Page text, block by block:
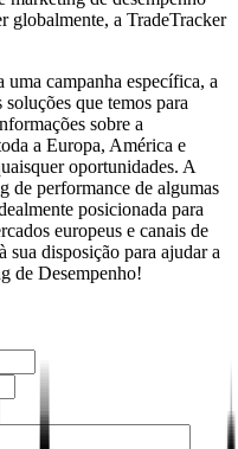
globalmente, a TradeTracker
uma campanha específica, a
que temos para
sobre a
a Europa, América e
oportunidades. A
de performance de algumas
posicionada para
europeus e canais de
sua disposição para ajudar a
de Desempenho!